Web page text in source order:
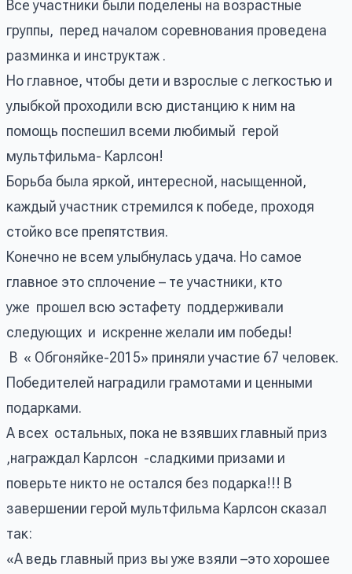
Все участники были поделены на возрастные
группы, перед началом соревнования проведена
разминка и инструктаж .
Но главное, чтобы дети и взрослые с легкостью и
улыбкой проходили всю дистанцию к ним на
помощь поспешил всеми любимый герой
мультфильма- Карлсон!
Борьба была яркой, интересной, насыщенной,
каждый участник стремился к победе, проходя
стойко все препятствия.
Конечно не всем улыбнулась удача. Но самое
главное это сплочение – те участники, кто
уже прошел всю эстафету поддерживали
следующих и искренне желали им победы!
В « Обгоняйке-2015» приняли участие 67 человек.
Победителей наградили грамотами и ценными
подарками.
А всех остальных, пока не взявших главный приз
,награждал Карлсон -сладкими призами и
поверьте никто не остался без подарка!!! В
завершении герой мультфильма Карлсон сказал
так:
«А ведь главный приз вы уже взяли –это хорошее